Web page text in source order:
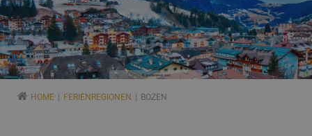
HOME FERIENREGIONEN BOZEN